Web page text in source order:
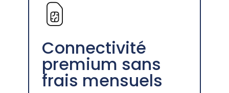
Connectivité
premium sans
frais mensuels